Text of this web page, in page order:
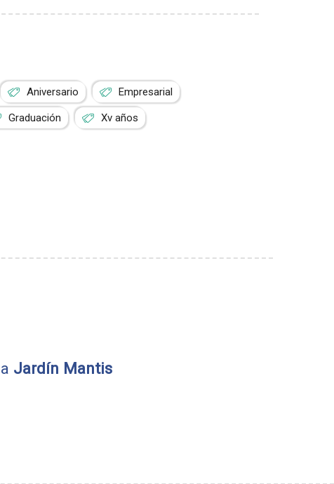
Aniversario Empresarial
Graduación Xv años
Jardín Mantis